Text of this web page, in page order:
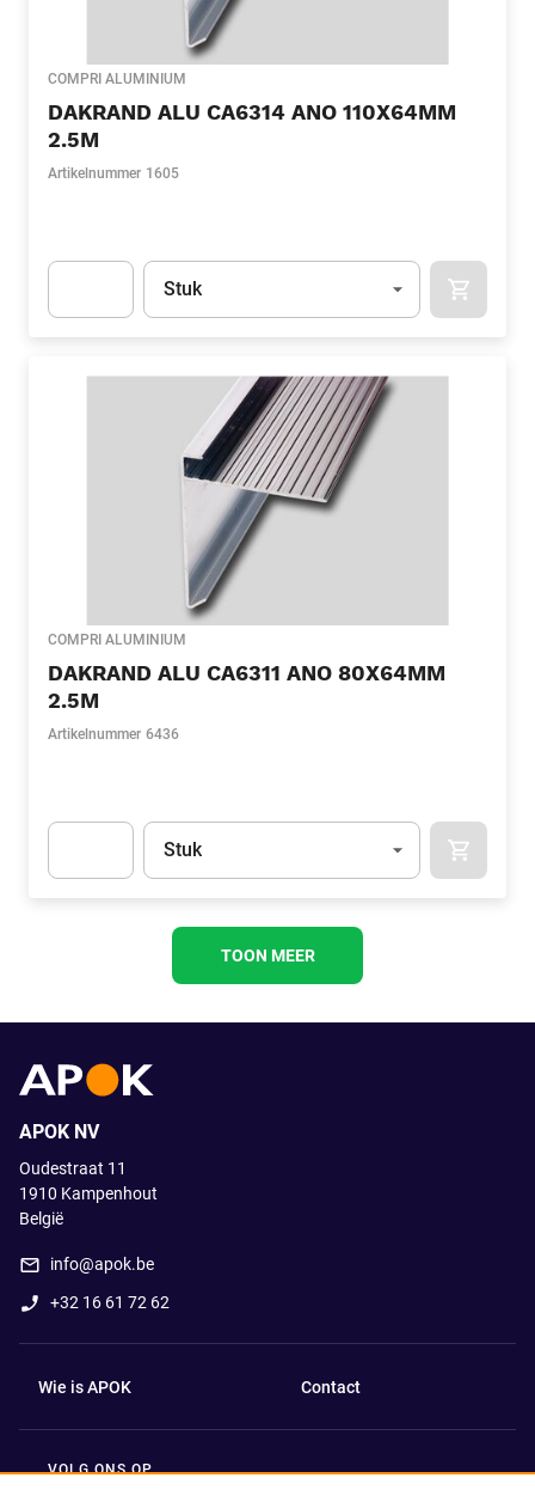
COMPRI ALUMINIUM
DAKRAND ALU CA6314 ANO 110X64MM
2.5M
Artikelnummer 1605
Eenheid
Stuk
COMPRI ALUMINIUM
DAKRAND ALU CA6311 ANO 80X64MM
2.5M
Artikelnummer 6436
Eenheid
Stuk
TOON MEER
APOK NV
Oudestraat 11
1910 Kampenhout
België
info@apok.be
+32 16 61 72 62
Wie is APOK Contact
VOLG ONS OP